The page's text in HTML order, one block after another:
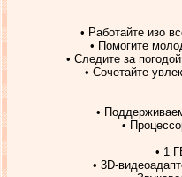
• Работайте изо
• Помогите
• Следите за
• Сочетайте
•
•
• 1
• 3D-